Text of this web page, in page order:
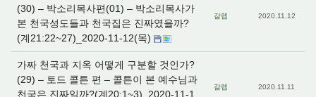
(30) – 박소리목사편(01) – 박소리목사가
본 천국성도들과 천국집은 진짜였을까?
(계21:22~27)_2020-11-12(목)
갈렙 2020.11.12
가짜 천국과 지옥 어떻게 구분할 것인가?
(29) – 토드 콜튼 편 – 콜튼이 본 예수님과
천국은 진짜일까?(계20:1~3)_2020-11-1
갈렙 2020.11.11